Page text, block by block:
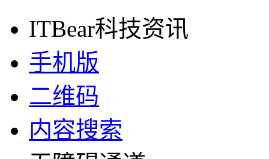
ITBear科技资讯
手机版
二维码
内容搜索